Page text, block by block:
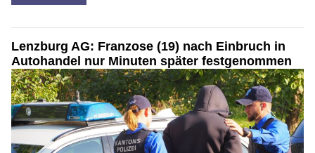
Lenzburg AG: Franzose (19) nach Einbruch in
Autohandel nur Minuten später festgenommen